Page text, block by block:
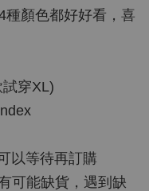
種顏色都好好看，喜
穿XL)
以等待再訂購
可能缺貨，遇到缺